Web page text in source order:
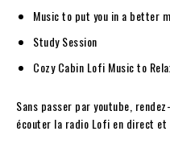
Music to put you in a better
Study Session
Cozy Cabin Lofi Music to
Sans passer par youtube,
écouter la radio Lofi en direct et